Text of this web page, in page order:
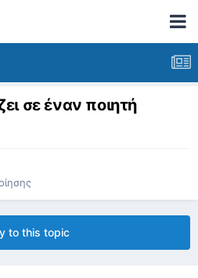
σε έναν ποιητή
to this topic